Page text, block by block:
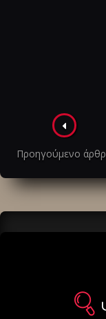
στα
άρθρα
Προηγούμενο